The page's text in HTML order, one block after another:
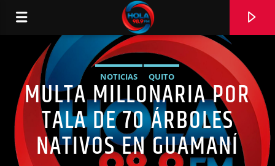
RADIO HOLA
NOTICIAS QUITO
MULTA MILLONARIA POR
TALA DE 70 ÁRBOLES
NATIVOS EN GUAMANÍ